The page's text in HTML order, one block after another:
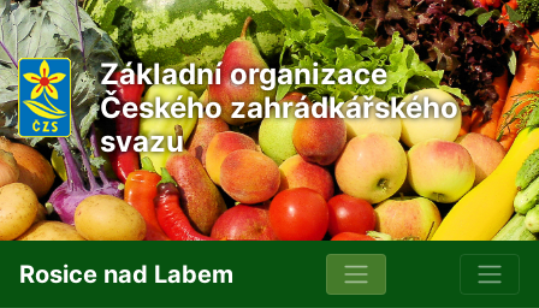
Základní organizace
Českého zahrádkářského
svazu
Rosice nad Labem